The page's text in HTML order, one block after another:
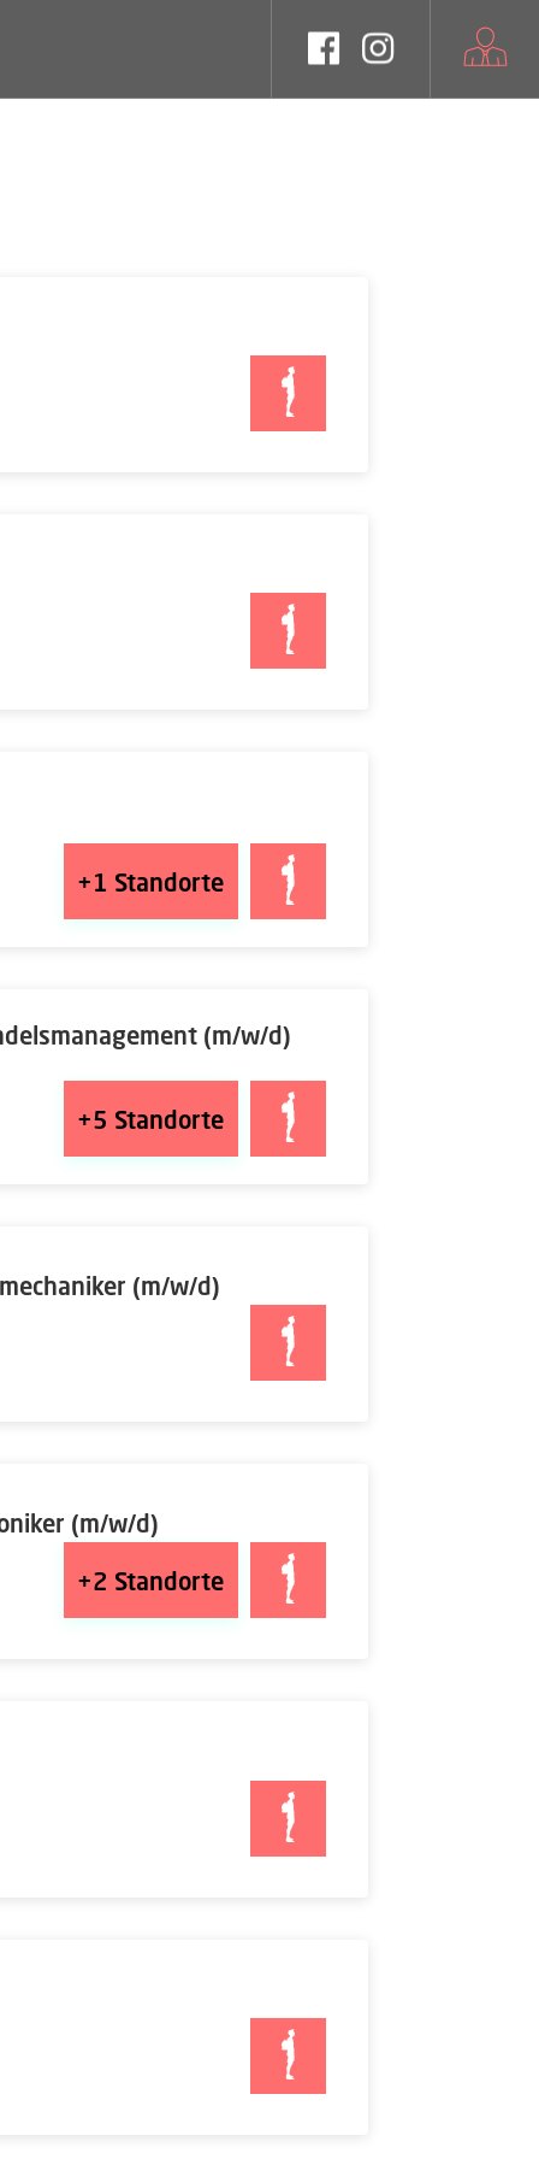
+1 Standorte
(m/w/d)
+5 Standorte
(m/w/d)
(m/w/d)
+2 Standorte